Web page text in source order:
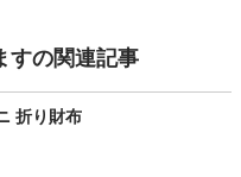
すの関連記事
折り財布